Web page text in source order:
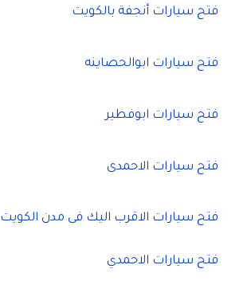
فتح سيارات أنجفة بالكويت
فتح سيارات ابوالحصاينه
فتح سيارات ابوفطير
فتح سيارات الاحمدى
فتح سيارات الاقرب اليك فى مدن الكويت
فتح سيارات الاحمدي